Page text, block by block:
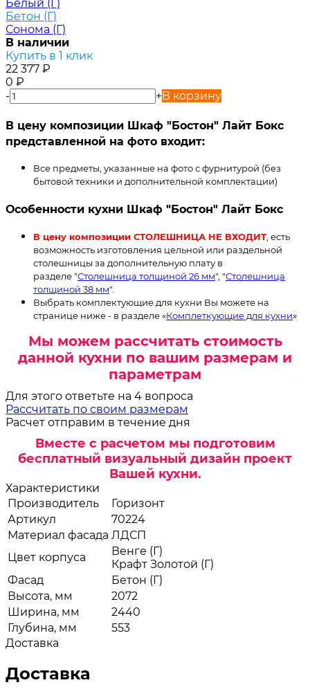
Белый (Г)
Бетон (Г)
Сонома (Г)
В наличии
Купить в 1 клик
22 377 ₽
0 ₽
-
+В корзину
В цену композиции Шкаф "Бостон" Лайт Бокс
представленной на фото входит:
Все предметы, указанные на фото с фурнитурой (без
бытовой техники и дополнительной комплектации)
Особенности кухни Шкаф "Бостон" Лайт Бокс
В цену композиции СТОЛЕШНИЦА НЕ ВХОДИТ, есть
возможность изготовления цельной или раздельной
столешницы за дополнительную плату в
разделе "Столешница толщиной 26 мм", "Столешница
толщиной 38 мм".
Выбрать комплектующие для кухни Вы можете на
странице ниже - в разделе «Комплеткующие для кухни»
Мы можем рассчитать стоимость
данной кухни по вашим размерам и
параметрам
Для этого ответьте на 4 вопроса
Рассчитать по своим размерам
Расчет отправим в течение дня
Вместе с расчетом мы подготовим
бесплатный визуальный дизайн проект
Вашей кухни.
Характеристики
Производитель
Горизонт
Артикул
70224
Материал фасада ЛДСП
Цвет корпуса
Венге (Г)
Крафт Золотой (Г)
Фасад
Бетон (Г)
Высота, мм
2072
Ширина, мм
2440
Глубина, мм
553
Доставка
Доставка